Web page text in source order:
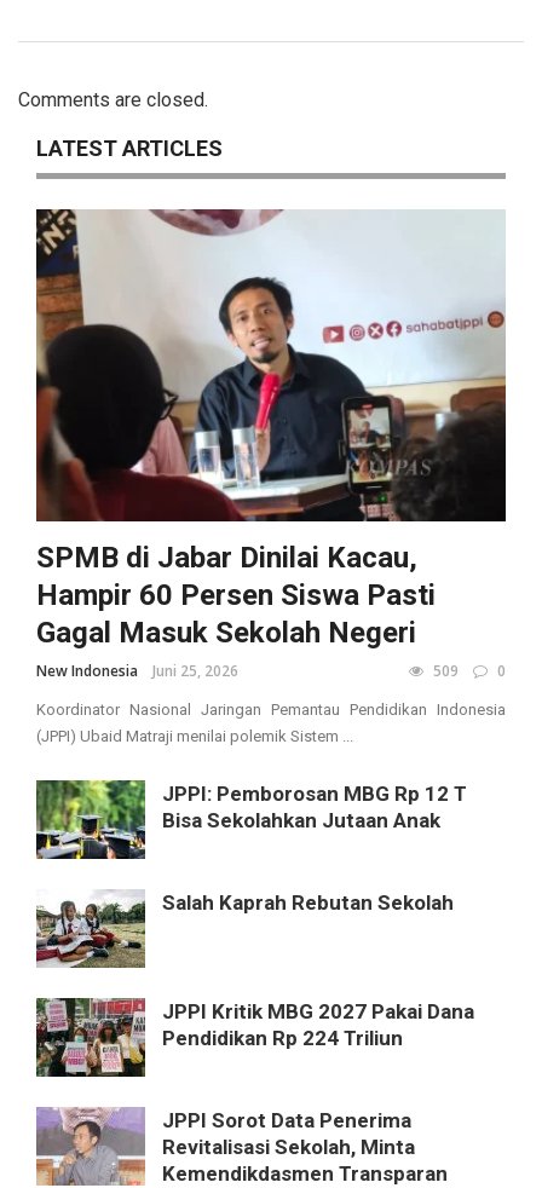
Comments are closed.
LATEST ARTICLES
SPMB di Jabar Dinilai Kacau,
Hampir 60 Persen Siswa Pasti
Gagal Masuk Sekolah Negeri
New Indonesia Juni 25, 2026 509 0
Koordinator Nasional Jaringan Pemantau Pendidikan Indonesia
(JPPI) Ubaid Matraji menilai polemik Sistem ...
JPPI: Pemborosan MBG Rp 12 T
Bisa Sekolahkan Jutaan Anak
Salah Kaprah Rebutan Sekolah
JPPI Kritik MBG 2027 Pakai Dana
Pendidikan Rp 224 Triliun
JPPI Sorot Data Penerima
Revitalisasi Sekolah, Minta
Kemendikdasmen Transparan